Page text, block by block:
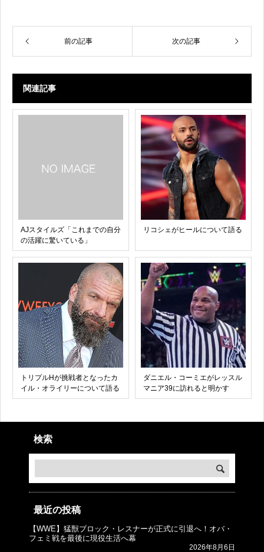
前の記事 次の記事
関連記事
AJスタイルズ「これまでの自分
の活躍に驚いている」
リコシェがヒールについて語る
トリプルHが挑戦者となったカ
イル・オライリーについて語る
ダニエル・コーミエがレッスル
マニア39に訪れると明かす
検索
最近の投稿
【WWE】猛獣ブロック・レスナーが正式に引退へ！オバ・
フェミ戦を最後に現役生活へ幕
2026年8月6日
© プロレスJunkie ～WWEの最新情報 USA～